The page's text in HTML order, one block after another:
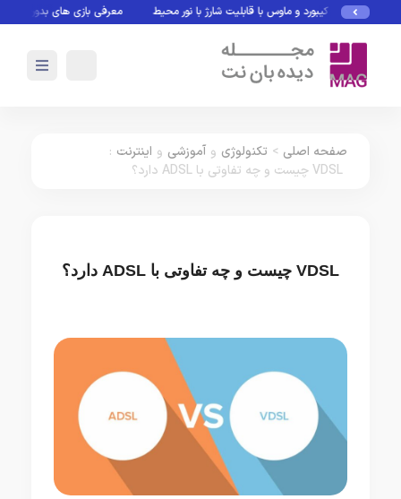
کیبورد و ماوس با قابلیت شارژ با نور محیط معرفی بازی های بدون نیاز به اینترنت
صفحه اصلی > تکنولوژی و آموزشی و اینترنت :
VDSL چیست و چه تفاوتی با ADSL دارد؟
VDSL چیست و چه تفاوتی با ADSL دارد؟